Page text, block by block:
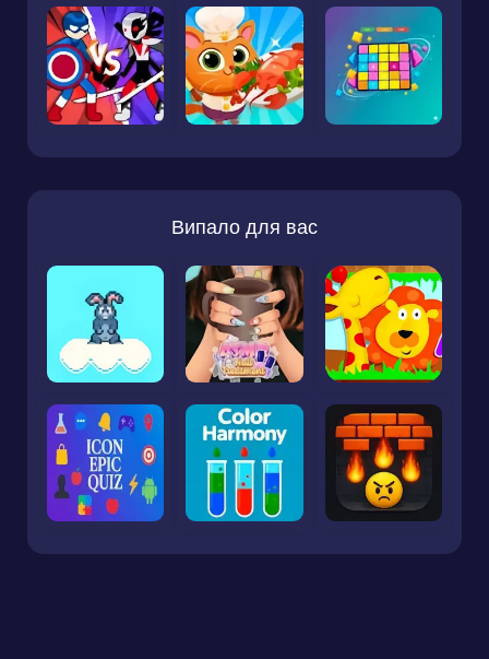
Випало для вас